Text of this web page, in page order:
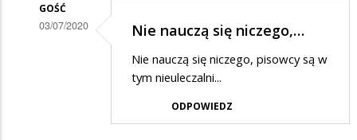
GOŚĆ
03/07/2020 Nie nauczą się niczego,…
Nie nauczą się niczego, pisowcy są w
tym nieuleczalni...
ODPOWIEDZ